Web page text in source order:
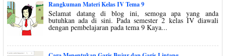
Rangkuman Materi Kelas IV Tema 9
Selamat datang di blog ini, semoga apa yang anda
butuhkan ada di sini. Pada semester 2 kelas IV diawali
dengan pembelajaran pada tema 9 Kaya...